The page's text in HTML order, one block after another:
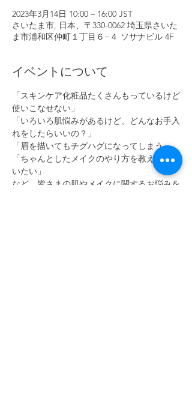
2023年3月14日 10:00 – 16:00 JST
さいたま市, 日本、〒330-0062 埼玉県さいた
ま市浦和区仲町１丁目６−４ ソサナビル 4F
イベントについて
「スキンケア化粧品たくさんもっているけど
使いこなせない」
「いろいろ肌悩みがあるけど、どんなお手入
れをしたらいいの？」
「眉を描いてもチグハグになってしまう…」
「ちゃんとしたメイクのやり方を教えてもら
いたい」
など、皆さまの肌やメイクに関するお悩みを